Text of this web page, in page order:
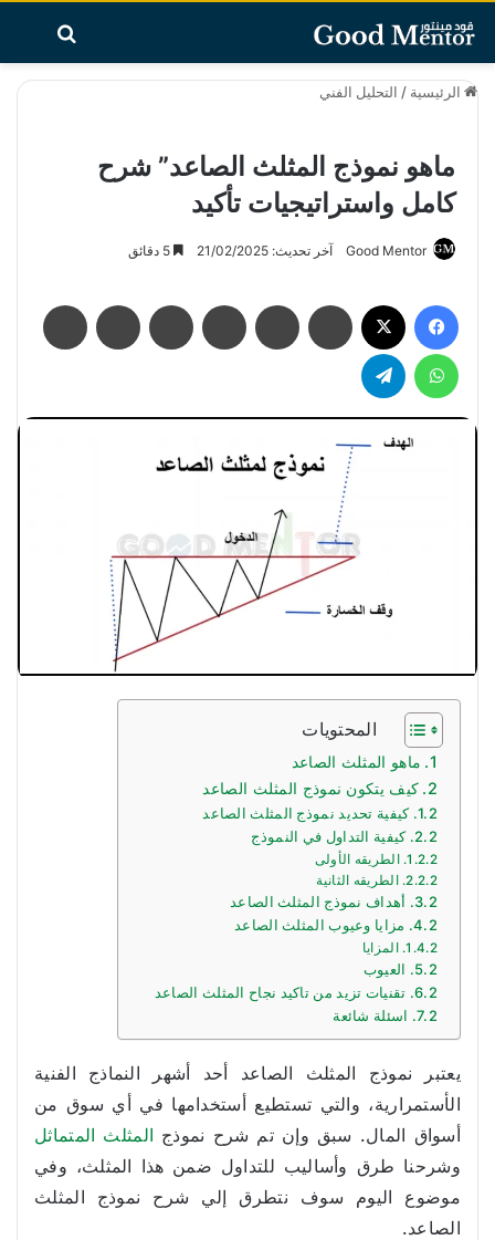
تسجيل
الرئيسية / التحليل الفني
ماهو نموذج المثلث الصاعد” شرح
كامل واستراتيجيات تأكيد
Good Mentor آخر تحديث: 21/02/2025
فيسبوك لينكدإن بينتيريست ماسنجر
واتساب تيلقرام
المحتويات
ماهو المثلث الصاعد
كيف يتكون نموذج المثلث الصاعد
كيفية تحديد نموذج المثلث الصاعد
كيفية التداول في النموذج
الطريقه الأولى
الطريقه الثانية
أهداف نموذج المثلث الصاعد
مزايا وعيوب المثلث الصاعد
المزايا
العيوب
تقنيات تزيد من تاكيد نجاح المثلث الصاعد
اسئلة شائعة
يعتبر نموذج المثلث الصاعد أحد أشهر النماذج الفنية
الأستمرارية، والتي تستطيع أستخدامها في أي سوق من
أسواق المال. سبق وإن تم شرح نموذج المثلث المتماثل
وشرحنا طرق وأساليب للتداول ضمن هذا المثلث، وفي
موضوع اليوم سوف نتطرق إلي شرح نموذج المثلث
الصاعد.